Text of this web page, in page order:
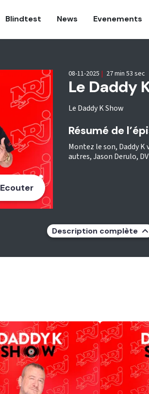
Blindtest News Evenements
Ecouter
Le Daddy
Le Daddy K Show
08-11-2025 | 27 min 53 sec
Résumé de
Montez le son, Daddy K
autres, Jason Derulo,
Description complète